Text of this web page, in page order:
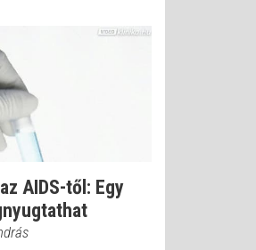
AIDS-től: Egy